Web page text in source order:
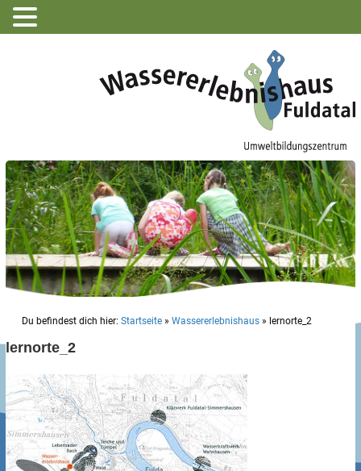
Du befindest dich hier: Startseite » Wassererlebnishaus » lernorte_2
lernorte_2